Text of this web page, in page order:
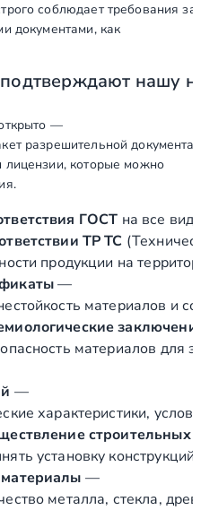
соблюдает требования
документами, как
нашу
—
разрешительной
лицензии, которые можно
ГОСТ на все виды
ТР ТС
продукции на
—
материалов и
заключения
материалов для
—
характеристики,
строительных и
установку конструкций
—
металла, стекла,